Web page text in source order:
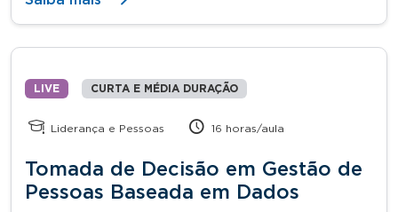
LIVE CURTA E MÉDIA DURAÇÃO
Liderança e Pessoas 16 horas/aula
Tomada de Decisão em Gestão de
Pessoas Baseada em Dados